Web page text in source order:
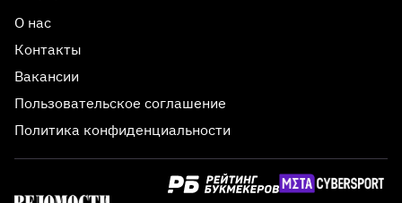
О нас
Контакты
Вакансии
Пользовательское соглашение
Политика конфиденциальности